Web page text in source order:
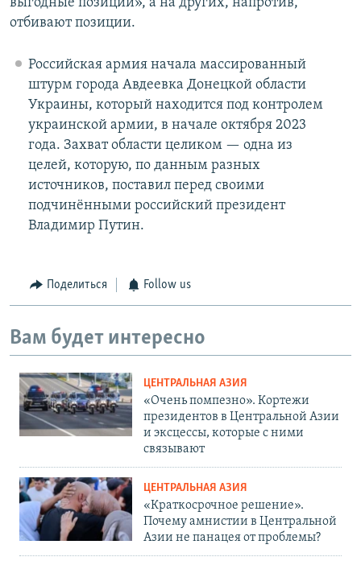
выгодные позиции», а на других, напротив,
отбивают позиции.
Российская армия начала массированный
штурм города Авдеевка Донецкой области
Украины, который находится под контролем
украинской армии, в начале октября 2023
года. Захват области целиком — одна из
целей, которую, по данным разных
источников, поставил перед своими
подчинёнными российский президент
Владимир Путин.
Поделиться Follow us
Вам будет интересно
ЦЕНТРАЛЬНАЯ АЗИЯ
«Очень помпезно». Кортежи
президентов в Центральной Азии
и эксцессы, которые с ними
связывают
ЦЕНТРАЛЬНАЯ АЗИЯ
«Краткосрочное решение».
Почему амнистии в Центральной
Азии не панацея от проблемы?